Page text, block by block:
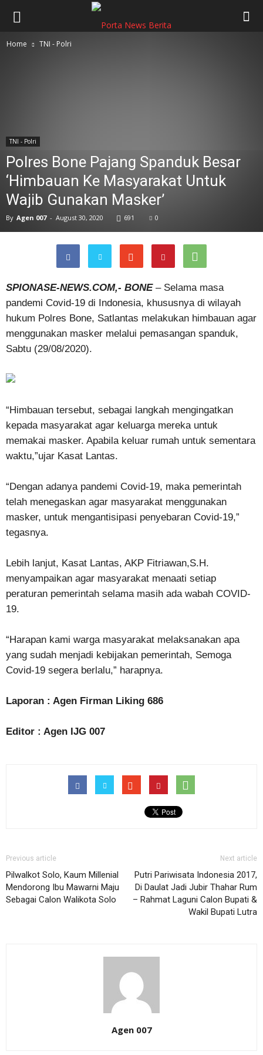
Home TNI - Polri
TNI - Polri
Polres Bone Pajang Spanduk Besar
‘Himbauan Ke Masyarakat Untuk
Wajib Gunakan Masker’
By Agen 007 - August 30, 2020 691 0
SPIONASE-NEWS.COM,- BONE– Selama masa
pandemi Covid-19 di Indonesia, khususnya di wilayah
hukum Polres Bone, Satlantas melakukan himbauan agar
menggunakan masker melalui pemasangan spanduk,
Sabtu (29/08/2020).
“Himbauan tersebut, sebagai langkah mengingatkan
kepada masyarakat agar keluarga mereka untuk
memakai masker. Apabila keluar rumah untuk sementara
waktu,”ujar Kasat Lantas.
“Dengan adanya pandemi Covid-19, maka pemerintah
telah menegaskan agar masyarakat menggunakan
masker, untuk mengantisipasi penyebaran Covid-19,”
tegasnya.
Lebih lanjut, Kasat Lantas, AKP Fitriawan,S.H.
menyampaikan agar masyarakat menaati setiap
peraturan pemerintah selama masih ada wabah COVID-
19.
“Harapan kami warga masyarakat melaksanakan apa
yang sudah menjadi kebijakan pemerintah, Semoga
Covid-19 segera berlalu,” harapnya.
Laporan : Agen Firman Liking 686
Editor : Agen IJG 007
Previous article
Pilwalkot Solo, Kaum Millenial
Mendorong Ibu Mawarni Maju
Sebagai Calon Walikota Solo
Next article
Putri Pariwisata Indonesia 2017,
Di Daulat Jadi Jubir Thahar Rum
– Rahmat Laguni Calon Bupati &
Wakil Bupati Lutra
Agen 007